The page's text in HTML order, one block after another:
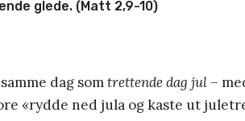
glede. (Matt 2,9-10)
dag somtrettende dag jul –
«rydde ned jula og kaste ut